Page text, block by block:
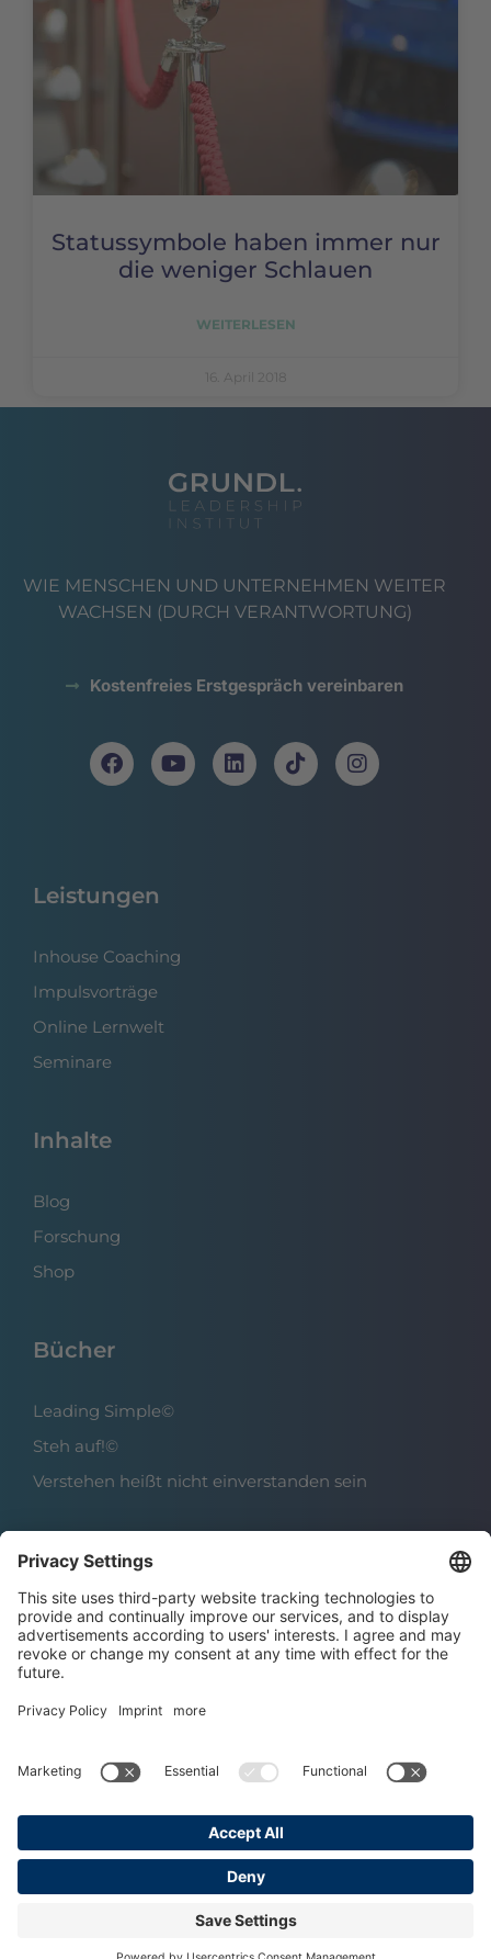
Statussymbole haben immer nur
die weniger Schlauen
WEITERLESEN
16. April 2018
WIE MENSCHEN UND UNTERNEHMEN WEITER
WACHSEN (DURCH VERANTWORTUNG)
Kostenfreies Erstgespräch vereinbaren
Leistungen
Inhouse Coaching
Impulsvorträge
Online Lernwelt
Seminare
Inhalte
Blog
Forschung
Shop
Bücher
Leading Simple©
Steh auf!©
Verstehen heißt nicht einverstanden sein
Über das Institut
Boris Grundl
Das Team
DatenschutzImpressumAGBs
Copyright © 2025 Grundl Institut
Made with ♥ by